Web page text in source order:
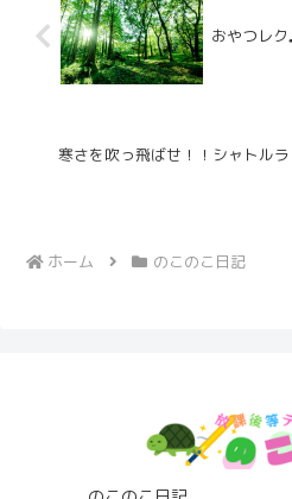
おやつレ
寒さを吹っ飛ばせ！！シャトル
ホーム のこのこ日記